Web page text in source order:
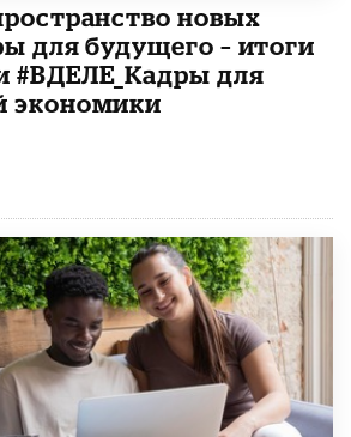
новых
для будущего – итоги
#ВДЕЛЕ_Кадры для
экономики